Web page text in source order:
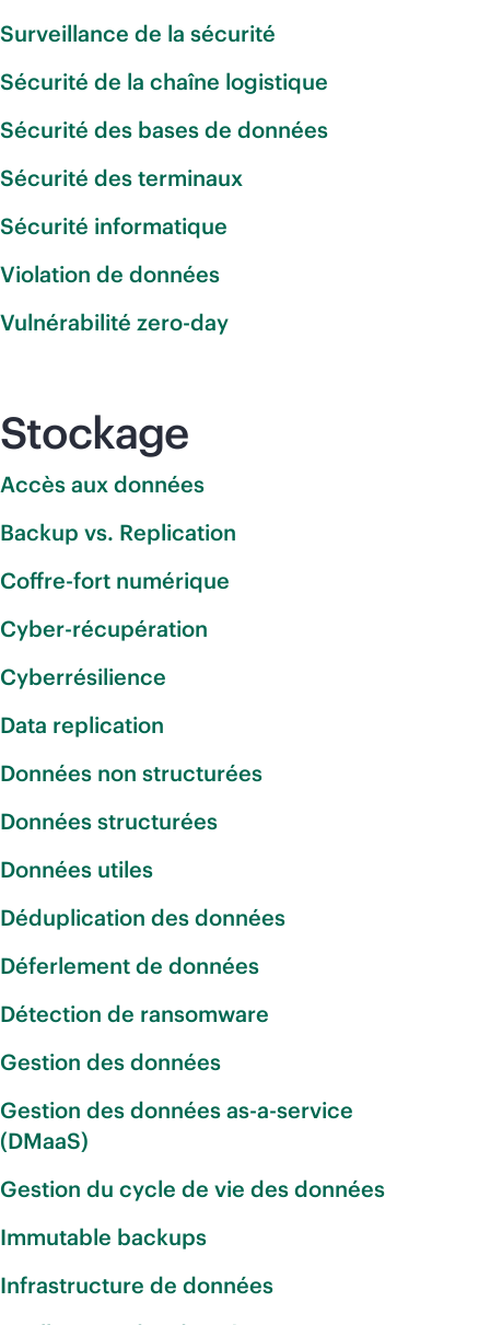
Surveillance de la sécurité
Sécurité de la chaîne logistique
Sécurité des bases de données
Sécurité des terminaux
Sécurité informatique
Violation de données
Vulnérabilité zero-day
Stockage
Accès aux données
Backup vs. Replication
Coffre-fort numérique
Cyber-récupération
Cyberrésilience
Data replication
Données non structurées
Données structurées
Données utiles
Déduplication des données
Déferlement de données
Détection de ransomware
Gestion des données
Gestion des données as-a-service
(DMaaS)
Gestion du cycle de vie des données
Immutable backups
Infrastructure de données